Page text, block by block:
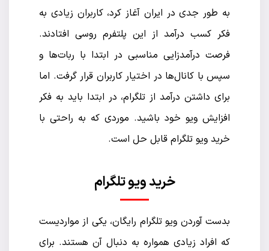
به طور جدی در ایران آغاز کرد، کاربران زیادی به
فکر کسب درآمد از این پلتفرم روسی افتادند.
فرصت درآمدزایی مناسبی در ابتدا با ربات‌ها و
سپس با کانال‌ها در اختیار کاربران قرار گرفت. اما
برای داشتن درآمد از تلگرام، در ابتدا باید به فکر
افزایش ویو خود باشید. موردی که به راحتی با
خرید ویو تلگرام قابل حل است.
خرید ویو تلگرام
بدست آوردن ویو تلگرام رایگان، یکی از مواردیست
که افراد زیادی همواره به دنبال آن هستند. برای